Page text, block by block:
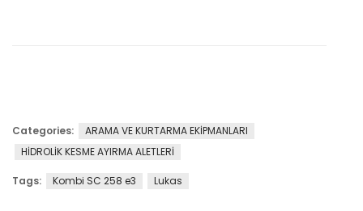
Categories:
ARAMA VE KURTARMA EKİPMANLARI
HİDROLİK KESME AYIRMA ALETLERİ
Tags: Kombi SC 258 e3 Lukas